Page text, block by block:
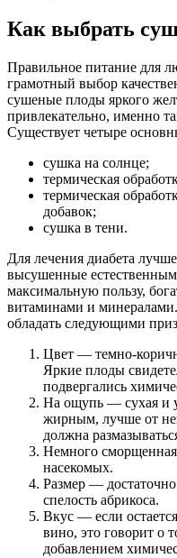
Как выбрать
Правильное питание для
грамотный выбор
сушеные плоды яркого
привлекательно, именно
Существует четыре
сушка на солнце;
термическая
термическая
добавок;
сушка в тени.
Для лечения диабета
высушенные
максимальную пользу,
витаминами и
обладать следующими
Цвет — темно-
Яркие плоды
подвергались
На ощупь — сухая и
жирным, лучше от
должна
Немного
насекомых.
Размер —
спелость абрикоса.
Вкус — если
вино, это говорит о
добавлением